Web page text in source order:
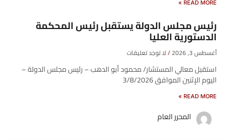
READ MORE »
رئيس مجلس الدولة يستقبل رئيس المحكمة
الدستورية العليا
أغسطس 3, 2026 لا توجد تعليقات
استقبل معالي المستشار/ محمود أبو الدهب – رئيس مجلس الدولة –
اليوم الإثنين الموافق 3/8/2026
READ MORE »
المحرر العام